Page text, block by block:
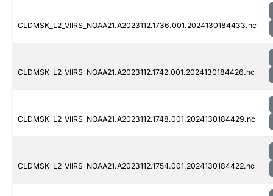
CLDMSK_L2_VIIRS_NOAA21.A2023112.1736.001.2024130184433.nc
CLDMSK_L2_VIIRS_NOAA21.A2023112.1742.001.2024130184426.nc
CLDMSK_L2_VIIRS_NOAA21.A2023112.1748.001.2024130184429.nc
CLDMSK_L2_VIIRS_NOAA21.A2023112.1754.001.2024130184422.nc